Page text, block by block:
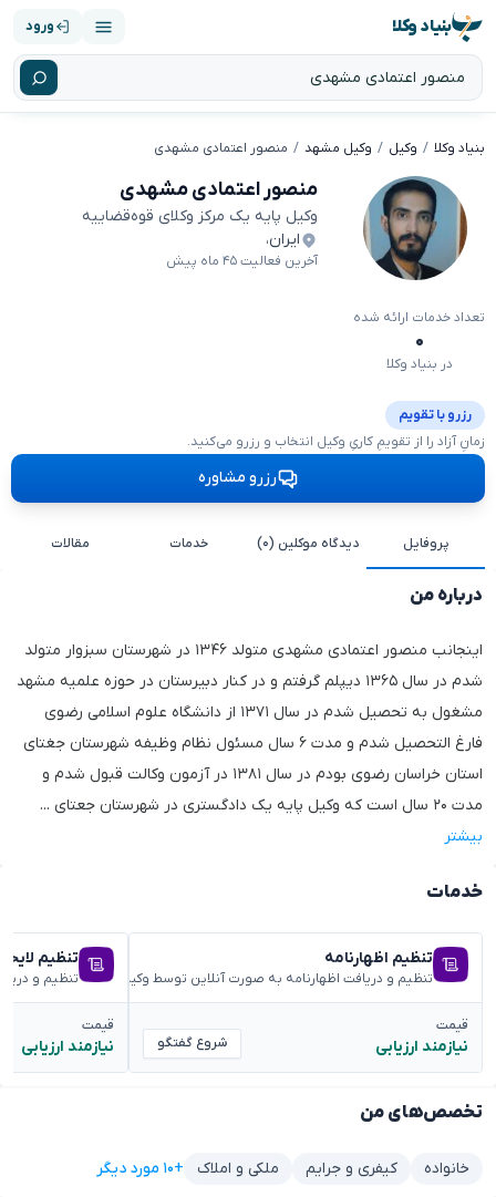
بنیاد وکلا ورود
بنیاد وکلا وکیل وکیل مشهد منصور اعتمادی مشهدی
منصور اعتمادی مشهدی
وکیل پایه یک مرکز وکلای قوه‌قضاییه
ایران،
آخرین فعالیت ۴۵ ماه پیش
تعداد خدمات ارائه شده
۰
در بنیاد وکلا
رزرو با تقویم
زمانِ آزاد را از تقویمِ کاریِ وکیل انتخاب و رزرو می‌کنید.
رزرو مشاوره
پروفایل دیدگاه موکلین (۰) خدمات مقالات
درباره من
اینجانب منصور اعتمادی مشهدی متولد ۱۳۴۶ در شهرستان سبزوار متولد
شدم در سال ۱۳۶۵ دیپلم گرفتم و در کنار دبیرستان در حوزه علمیه مشهد
مشغول به تحصیل شدم در سال ۱۳۷۱ از دانشگاه علوم اسلامی رضوی
فارغ التحصیل شدم و مدت ۶ سال مسئول نظام وظیفه شهرستان جغتای
استان خراسان رضوی بودم در سال ۱۳۸۱ در آزمون وکالت قبول شدم و
مدت ۲۰ سال است که وکیل پایه یک دادگستری در شهرستان جعتای
...
بیشتر
تخصص‌های من
خانواده کیفری و جرایم ملکی و املاک +۱۰ مورد دیگر
خدمات
تنظیم اظهارنامه
تنظیم و دریافت اظهارنامه به صورت آنلاین توسط وکیل متخصص
قیمت
نیازمند ارزیابی شروع گفتگو
تنظیم لایحه
تنظیم و
قیمت
نیازمند ارزیابی